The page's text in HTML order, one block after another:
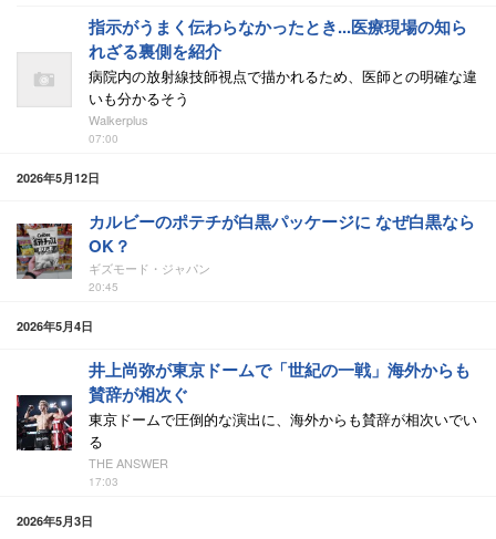
指示がうまく伝わらなかったとき...医療現場の知ら
れざる裏側を紹介
病院内の放射線技師視点で描かれるため、医師との明確な違
いも分かるそう
Walkerplus
07:00
2026年5月12日
カルビーのポテチが白黒パッケージに なぜ白黒なら
OK？
ギズモード・ジャパン
20:45
2026年5月4日
井上尚弥が東京ドームで「世紀の一戦」海外からも
賛辞が相次ぐ
東京ドームで圧倒的な演出に、海外からも賛辞が相次いでい
る
THE ANSWER
17:03
2026年5月3日